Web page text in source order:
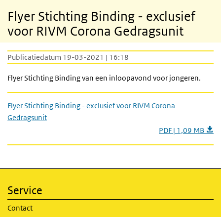
Flyer Stichting Binding - exclusief
voor RIVM Corona Gedragsunit
Publicatiedatum 19-03-2021 | 16:18
Flyer Stichting Binding van een inloopavond voor jongeren.
Flyer Stichting Binding - exclusief voor RIVM Corona
Gedragsunit
PDF | 1,09 MB
Service
Contact